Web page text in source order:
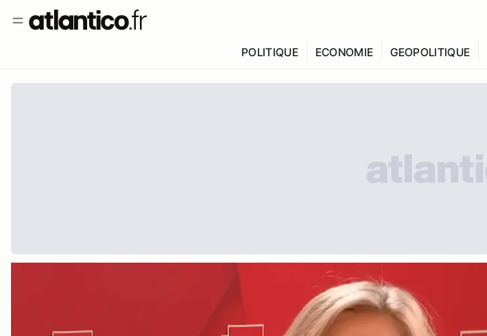
POLITIQUE ECONOMIE GEOPOLITIQUE